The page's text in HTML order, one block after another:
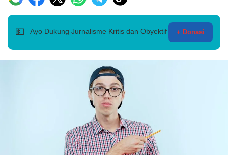
💵 Ayo Dukung Jurnalisme Kritis dan Obyektif + Donasi